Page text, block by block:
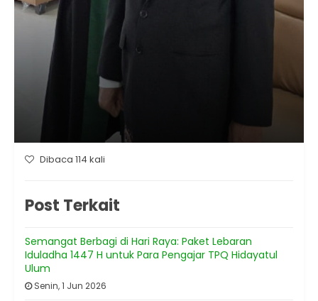
Dibaca 114 kali
Post Terkait
Semangat Berbagi di Hari Raya: Paket Lebaran
Iduladha 1447 H untuk Para Pengajar TPQ Hidayatul
Ulum
Senin, 1 Jun 2026